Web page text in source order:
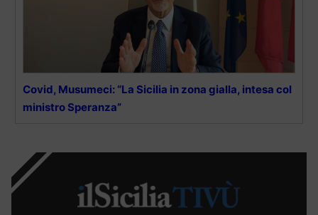
Covid, Musumeci: “La Sicilia in zona gialla, intesa col
ministro Speranza”